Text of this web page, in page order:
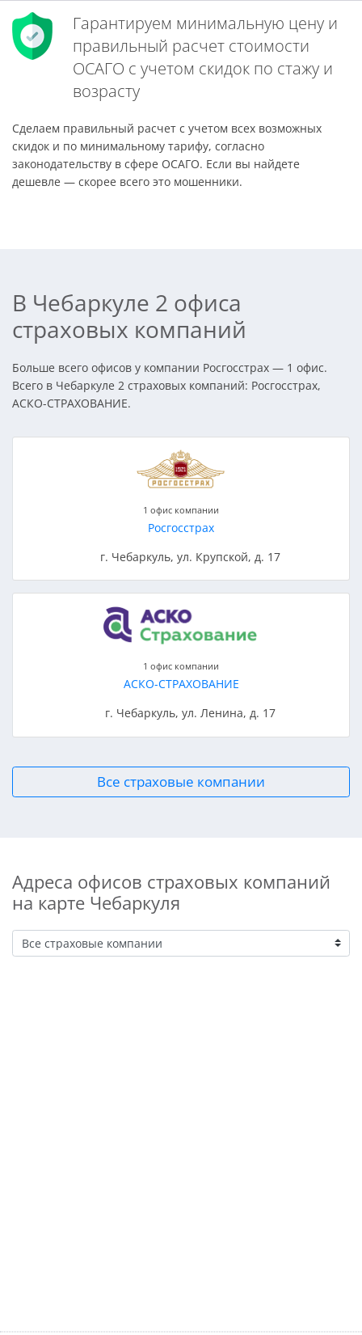
Гарантируем минимальную цену и
правильный расчет стоимости
ОСАГО с учетом скидок по стажу и
возрасту
Сделаем правильный расчет с учетом всех возможных
скидок и по минимальному тарифу, согласно
законодательству в сфере ОСАГО. Если вы найдете
дешевле — скорее всего это мошенники.
В Чебаркуле 2 офиса
страховых компаний
Больше всего офисов у компании Росгосстрах — 1 офис.
Всего в Чебаркуле 2 страховых компаний: Росгосстрах,
АСКО-СТРАХОВАНИЕ.
1 офис компании
Росгосстрах
г. Чебаркуль, ул. Крупской, д. 17
1 офис компании
АСКО-СТРАХОВАНИЕ
г. Чебаркуль, ул. Ленина, д. 17
Все страховые компании
Адреса офисов страховых компаний
на карте Чебаркуля